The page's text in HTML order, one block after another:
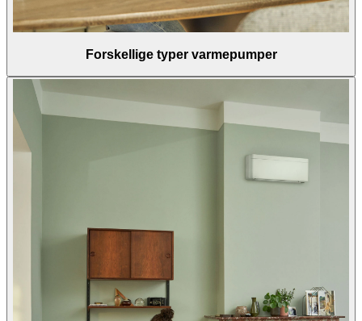
Forskellige typer varmepumper